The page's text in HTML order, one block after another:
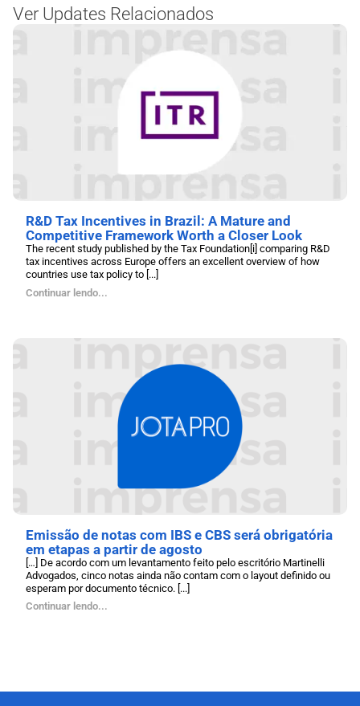
Ver Updates Relacionados
R&D Tax Incentives in Brazil: A Mature and
Competitive Framework Worth a Closer Look
The recent study published by the Tax Foundation[i] comparing R&D
tax incentives across Europe offers an excellent overview of how
countries use tax policy to [...]
Continuar lendo...
Emissão de notas com IBS e CBS será obrigatória
em etapas a partir de agosto
[…] De acordo com um levantamento feito pelo escritório Martinelli
Advogados, cinco notas ainda não contam com o layout definido ou
esperam por documento técnico. [...]
Continuar lendo...